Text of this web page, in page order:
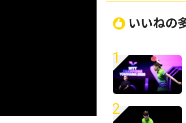
いいねの
1
2